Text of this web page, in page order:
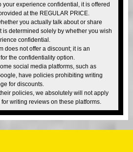
your experience confidential, it is offered
at the REGULAR PRICE.
you actually talk about or share
is determined solely by whether you wish
confidential.
does not offer a discount; it is an
the confidentiality option.
social media platforms, such as
have policies prohibiting writing
for discounts.
policies, we absolutely will not apply
writing reviews on these platforms.